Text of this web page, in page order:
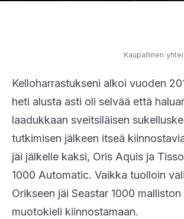
Kaupallinen
Kelloharrastukseni alkoi vuoden
heti alusta asti oli selvää että
laadukkaan sveitsiläisen
tutkimisen jälkeen itseä
jäi jälkelle kaksi, Oris Aquis ja
1000 Automatic. Vaikka tuolloin
Orikseen jäi Seastar 1000
muotokieli kiinnostamaan.